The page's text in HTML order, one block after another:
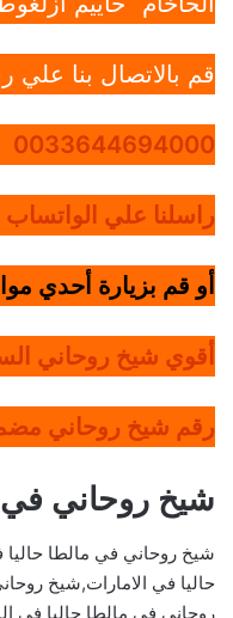
قم بالاتصال بنا علي
0033644694000
راسلنا علي الواتساب
أو قم بزيارة أحدي
أقوي شيخ روحاني
رقم شيخ روحاني
شيخ روحاني
شيخ روحاني في مالطا
حاليا في الامارات,شيخ
روحاني في مالطا حاليا في